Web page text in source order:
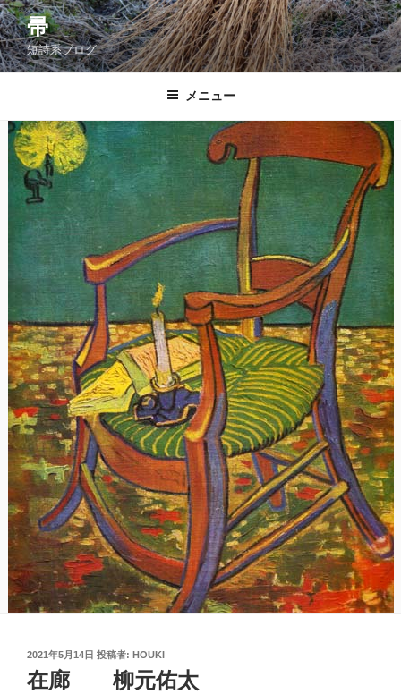
コ
ン
テ
ン
ス
帚
短詩系ブログ
メニュー
投
稿
日:
2021年5月14日 投稿者: HOUKI
在廊 柳元佑太